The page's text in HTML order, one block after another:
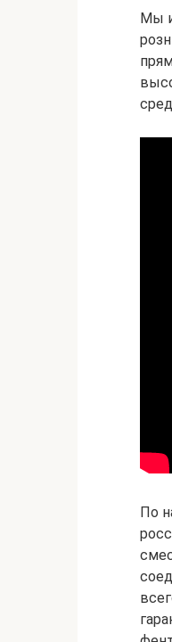
Мы
По